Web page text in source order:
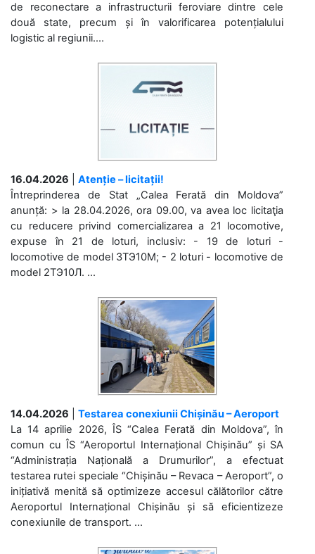
de reconectare a infrastructurii feroviare dintre cele
două state, precum și în valorificarea potențialului
logistic al regiunii....
16.04.2026
Atenție – licitații!
Întreprinderea de Stat „Calea Ferată din Moldova”
anunță: > la 28.04.2026, ora 09.00, va avea loc licitaţia
cu reducere privind comercializarea a 21 locomotive,
expuse în 21 de loturi, inclusiv: - 19 de loturi -
locomotive de model 3ТЭ10М; - 2 loturi - locomotive de
model 2ТЭ10Л. ...
14.04.2026
Testarea conexiunii Chișinău – Aeroport
La 14 aprilie 2026, ÎS “Calea Ferată din Moldova”, în
comun cu ÎS “Aeroportul Internațional Chișinău” și SA
“Administrația Națională a Drumurilor”, a efectuat
testarea rutei speciale “Chișinău – Revaca – Aeroport”, o
inițiativă menită să optimizeze accesul călătorilor către
Aeroportul Internațional Chișinău și să eficientizeze
conexiunile de transport. ...